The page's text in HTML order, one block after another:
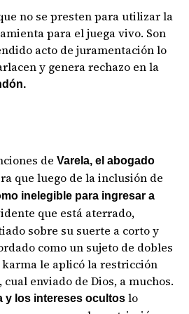
no se presten para utilizar la
para el juega vivo. Son
acto de juramentación lo
y genera rechazo en la
deVarela, el abogado
que luego de la inclusión de
inelegible para ingresar a
que está aterrado,
sobre su suerte a corto y
como un sujeto de dobles
le aplicó la restricción
enviado de Dios, a muchos.
y los intereses ocultos lo